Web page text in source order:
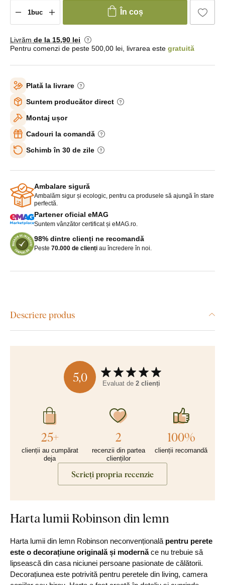
În coș
Livrăm de la 15,90 lei
Pentru comenzi de peste 500,00 lei, livrarea este gratuită
Plată la livrare
Suntem producător direct
Montaj ușor
Cadouri la comandă
Schimb în 30 de zile
Ambalare sigură
Ambalăm sigur și ecologic, pentru ca produsele să ajungă în stare
perfectă.
Partener oficial eMAG
Suntem vânzător certificat și eMAG.ro.
98% dintre clienți ne recomandă
Peste 70.000 de clienți au încredere în noi.
Descriere produs
5,0 Evaluat de 2 clienți
25+
clienții au cumpărat
deja
2
recenzii din partea
clienților
100%
clienții recomandă
Scrieți propria recenzie
Harta lumii Robinson din lemn
Harta lumii din lemn Robinson neconvențională pentru perete
este o decorațiune originală și modernăce nu trebuie să
lipsească din casa niciunei persoane pasionate de călătorii.
Decorațiunea este potrivită pentru peretele din living, camera